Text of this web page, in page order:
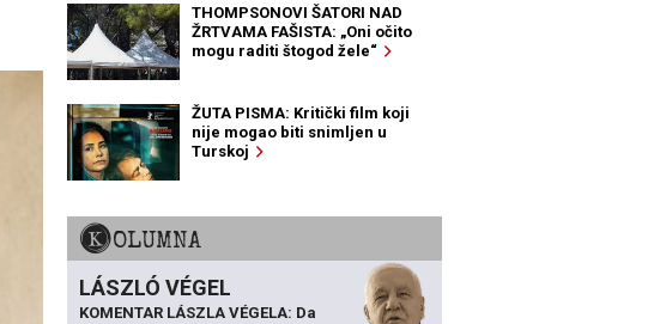
THOMPSONOVI ŠATORI NAD
ŽRTVAMA FAŠISTA: „Oni očito
mogu raditi štogod žele“
ŽUTA PISMA: Kritički film koji
nije mogao biti snimljen u
Turskoj
KOLUMNA
LÁSZLÓ VÉGEL
KOMENTAR LÁSZLA VÉGELA: Da